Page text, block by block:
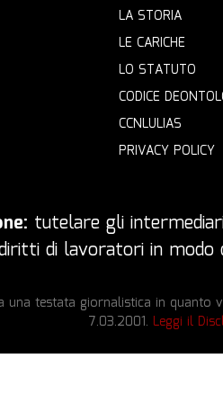
LA STORIA
LE CARICHE
LO STATUTO
CODICE
CCNLULIAS
PRIVACY POLICY
tutelare gli
di lavoratori in
una testata giornalistica in quanto
7.03.2001. Leggi il